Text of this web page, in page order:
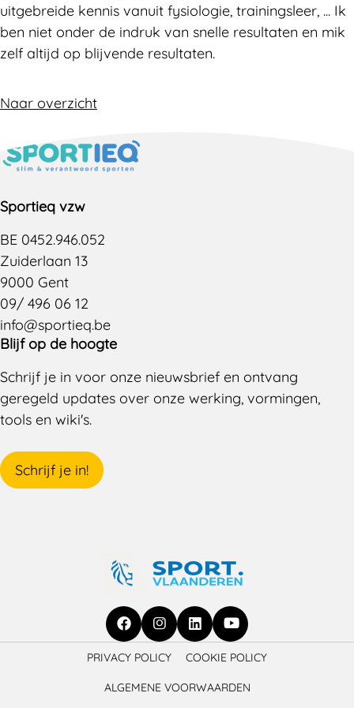
uitgebreide kennis vanuit fysiologie, trainingsleer, ... Ik
ben niet onder de indruk van snelle resultaten en mik
zelf altijd op blijvende resultaten.
Naar overzicht
Sportieq vzw
BE 0452.946.052
Zuiderlaan 13
9000 Gent
09/ 496 06 12
info@sportieq.be
Blijf op de hoogte
Schrijf je in voor onze nieuwsbrief en ontvang
geregeld updates over onze werking, vormingen,
tools en wiki's.
Schrijf je in!
Ga
Facebook
Ga
Instagram
Ga
LinkedIn
Ga
YouTube
PRIVACY POLICY COOKIE POLICY
ALGEMENE VOORWAARDEN